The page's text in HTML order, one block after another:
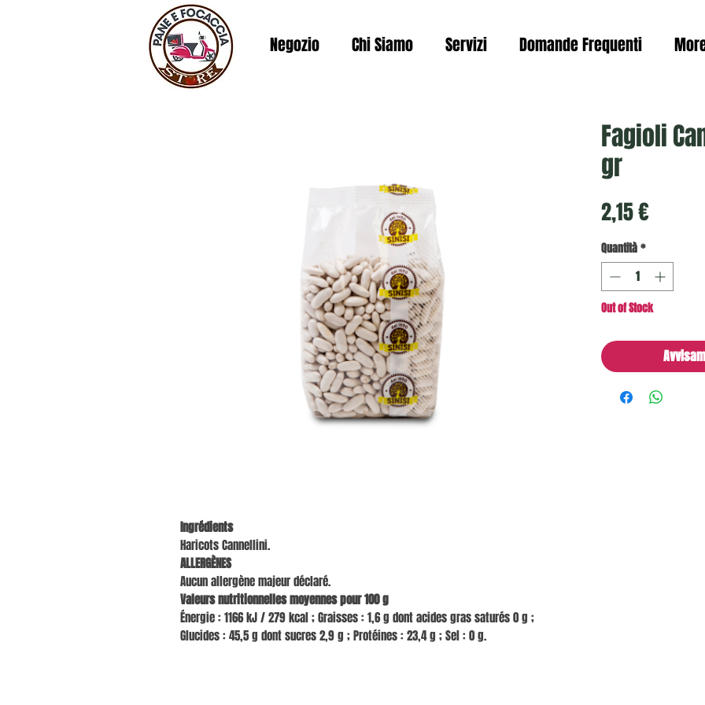
Negozio Chi Siamo Servizi Domande Frequenti
Ingrédients
Haricots Cannellini.
ALLERGÈNES
Aucun allergène majeur déclaré.
Valeurs nutritionnelles moyennes pour 100 g
Énergie : 1166 kJ / 279 kcal ; Graisses : 1,6 g dont acides gras saturés 0 g ;
Glucides : 45,5 g dont sucres 2,9 g ; Protéines : 23,4 g ; Sel : 0 g.
Fagioli
gr
2,15 €Prezzo
Quantità*
Out of Stock